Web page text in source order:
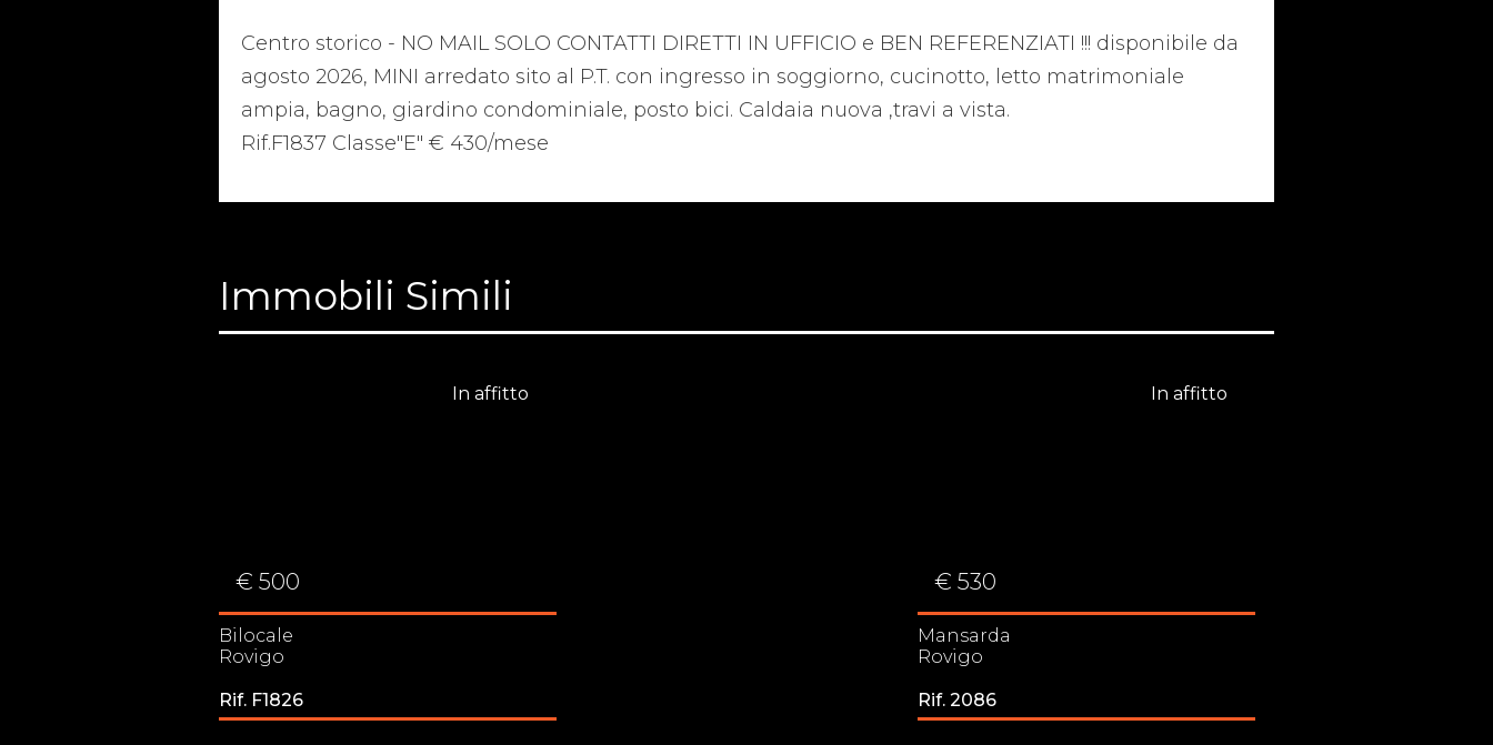
Centro storico - NO MAIL SOLO CONTATTI DIRETTI IN UFFICIO e BEN REFERENZIATI !!! disponibile da
agosto 2026, MINI arredato sito al P.T. con ingresso in soggiorno, cucinotto, letto matrimoniale
ampia, bagno, giardino condominiale, posto bici. Caldaia nuova ,travi a vista.
Rif.F1837 Classe"E" € 430/mese
Immobili Simili
In affitto
€ 500
Bilocale
Rovigo
Rif. F1826
In affitto
€ 530
Mansarda
Rovigo
Rif. 2086